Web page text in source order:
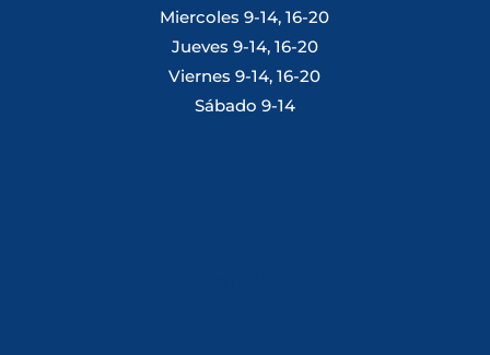
Miercoles 9-14, 16-20
Jueves 9-14, 16-20
Viernes 9-14, 16-20
Sábado 9-14